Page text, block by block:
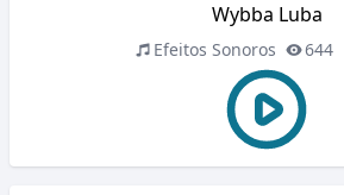
Wybba Luba
Efeitos Sonoros 644